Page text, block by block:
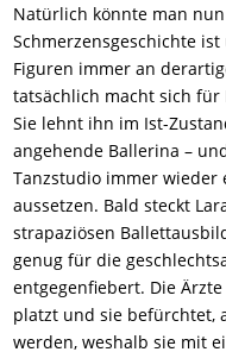
Natürlich könnte man
Schmerzensgeschichte
Figuren immer an
tatsächlich macht sich für
Sie lehnt ihn im Ist-
angehende Ballerina –
Tanzstudio immer wieder
aussetzen. Bald steckt
strapaziösen
genug für die
entgegenfiebert. Die
platzt und sie befürchtet,
werden, weshalb sie mit